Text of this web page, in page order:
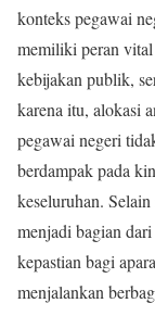
konteks pegawai
memiliki peran vital
kebijakan publik,
karena itu, alokasi
pegawai negeri
berdampak pada
keseluruhan.
menjadi bagian
kepastian bagi
menjalankan